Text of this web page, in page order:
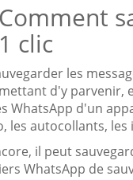
clic
les
d'y parvenir,
WhatsApp d'un
les autocollants, les
il peut
WhatsApp de